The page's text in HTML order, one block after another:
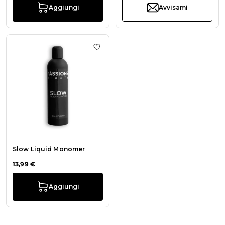
Aggiungi Avvisami
Slow Liquid Monomer
13,99 €
Aggiungi
Aggiungi alla wishlist Slow Liquid